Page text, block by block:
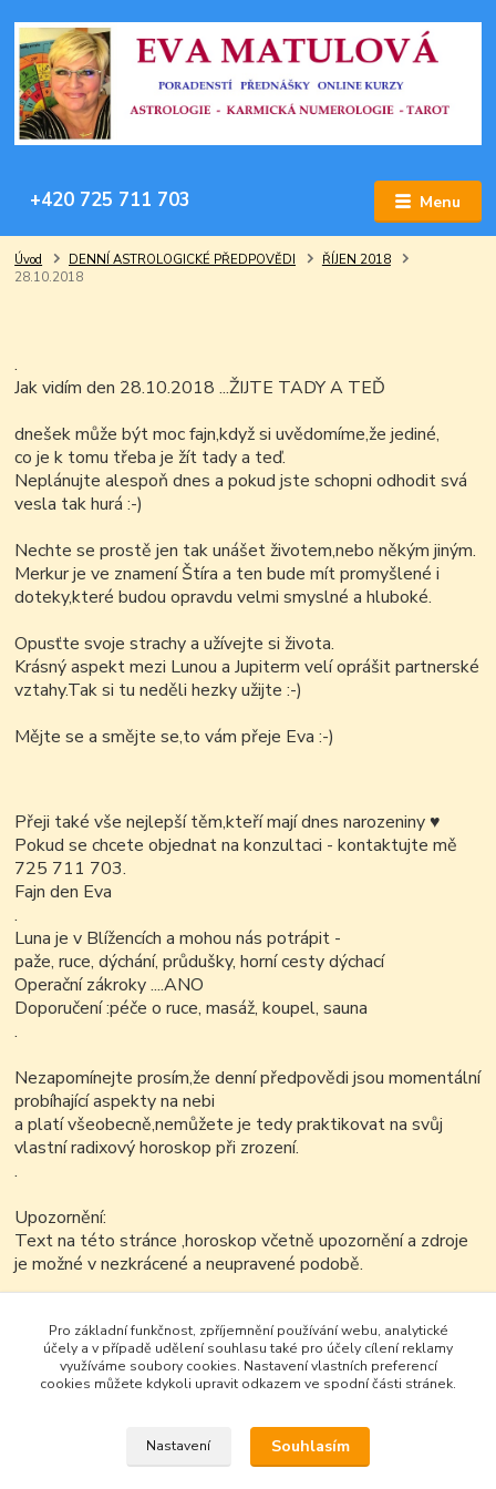
Menu
+420 725 711 703
Úvod DENNÍ ASTROLOGICKÉ PŘEDPOVĚDI
ŘÍJEN 2018
28.10.2018
.
Jak vidím den 28.10.2018 ...ŽIJTE TADY A TEĎ
dnešek může být moc fajn,když si uvědomíme,že jediné,
co je k tomu třeba je žít tady a teď.
Neplánujte alespoň dnes a pokud jste schopni odhodit svá
vesla tak hurá :-)
Nechte se prostě jen tak unášet životem,nebo někým jiným.
Merkur je ve znamení Štíra a ten bude mít promyšlené i
doteky,které budou opravdu velmi smyslné a hluboké.
Opusťte svoje strachy a užívejte si života.
Krásný aspekt mezi Lunou a Jupiterm velí oprášit partnerské
vztahy.Tak si tu neděli hezky užijte :-)
Mějte se a smějte se,to vám přeje Eva :-)
Přeji také vše nejlepší těm,kteří mají dnes narozeniny♥
Pokud se chcete objednat na konzultaci - kontaktujte mě
725 711 703.
Fajn den Eva
.
Luna je v Blížencích a mohou nás potrápit -
paže, ruce, dýchání, průdušky, horní cesty dýchací
Operační zákroky ....ANO
Doporučení :péče o ruce, masáž, koupel, sauna
.
Nezapomínejte prosím,že denní předpovědi jsou momentální
probíhající aspekty na nebi
a platí všeobecně,nemůžete je tedy praktikovat na svůj
vlastní radixový horoskop při zrození.
.
Upozornění:
Text na této stránce ,horoskop včetně upozornění a zdroje
je možné v nezkrácené a neupravené podobě.
Pro základní funkčnost, zpříjemnění používání webu, analytické
účely a v případě udělení souhlasu také pro účely cílení reklamy
využíváme soubory cookies. Nastavení vlastních preferencí
cookies můžete kdykoli upravit odkazem ve spodní části stránek.
Nastavení Souhlasím